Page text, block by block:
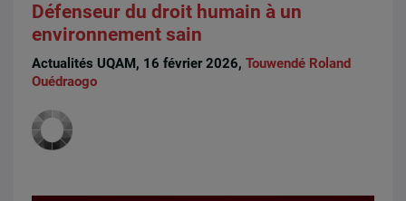
Défenseur du droit humain à un
environnement sain
Actualités UQAM, 16 février 2026,Touwendé Roland
Ouédraogo